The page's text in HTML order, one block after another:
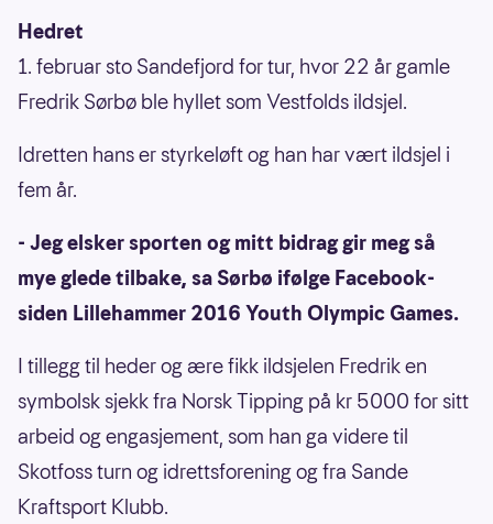
Hedret
1. februar sto Sandefjord for tur, hvor 22 år gamle
Fredrik Sørbø ble hyllet som Vestfolds ildsjel.
Idretten hans er styrkeløft og han har vært ildsjel i
fem år.
- Jeg elsker sporten og mitt bidrag gir meg så
mye glede tilbake, sa Sørbø ifølge Facebook-
siden Lillehammer 2016 Youth Olympic Games.
I tillegg til heder og ære fikk ildsjelen Fredrik en
symbolsk sjekk fra Norsk Tipping på kr 5000 for sitt
arbeid og engasjement, som han ga videre til
Skotfoss turn og idrettsforening og fra Sande
Kraftsport Klubb.